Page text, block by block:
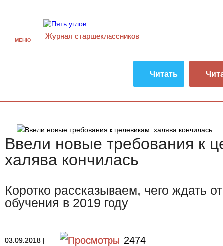
МЕНЮ Журнал старшекласcников
Читать
Ввели новые требования к
халява кончилась
Коротко рассказываем, чего ждать
обучения в 2019 году
03.09.2018 | 2474